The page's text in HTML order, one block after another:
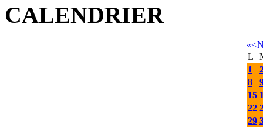
CALENDRIER
«<
L
1
8
15
22
29